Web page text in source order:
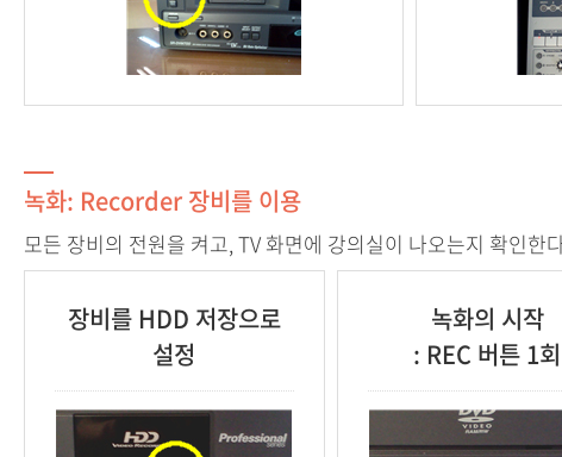
녹화: Recorder 장비를 이용
모든 장비의 전원을 켜고, TV 화면에 강의실이 나오는지 확인
장비를 HDD 저장으로
설정
녹화의 시작
: REC 버튼 1회